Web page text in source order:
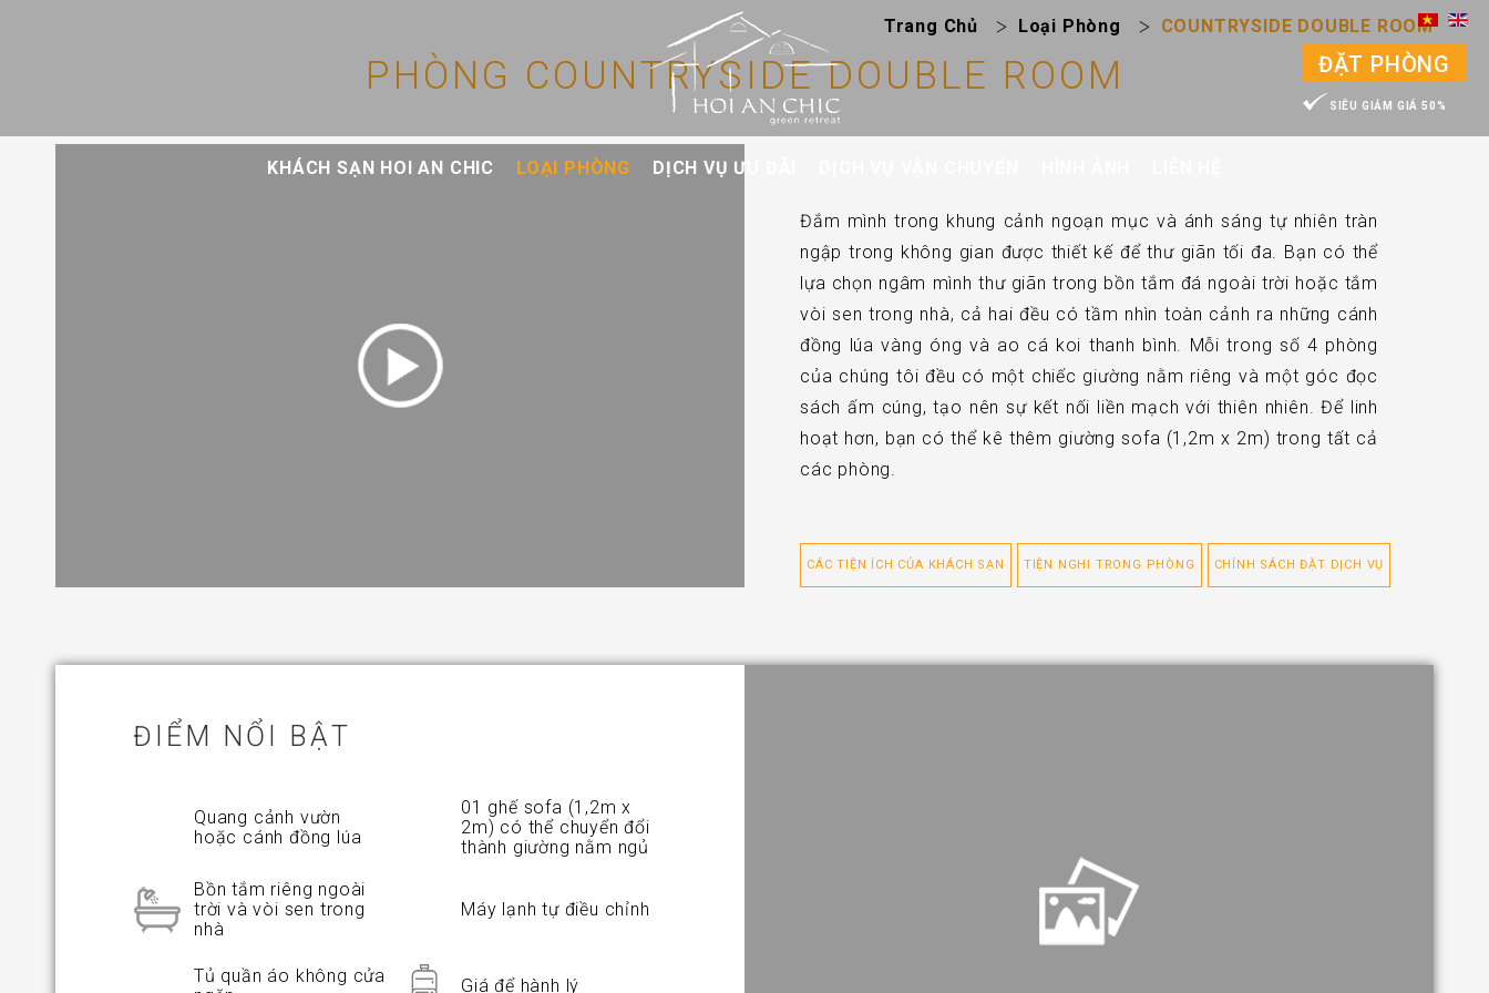
KHÁCH SẠN HOI AN CHIC LOẠI PHÒNG DỊCH VỤ ƯU ĐÃI
ĐẶT PHÒNG
SIÊU GIẢM GIÁ 50%
Trang Chủ Loại Phòng COUNTRYSIDE DOUBLE ROOM
PHÒNG COUNTRYSIDE DOUBLE ROOM
Đắm mình trong khung cảnh ngoạn mục và ánh sáng tự nhiên tràn
ngập trong không gian được thiết kế để thư giãn tối đa. Bạn có thể
lựa chọn ngâm mình thư giãn trong bồn tắm đá ngoài trời hoặc tắm
vòi sen trong nhà, cả hai đều có tầm nhìn toàn cảnh ra những cánh
đồng lúa vàng óng và ao cá koi thanh bình. Mỗi trong số 4 phòng
của chúng tôi đều có một chiếc giường nằm riêng và một góc đọc
sách ấm cúng, tạo nên sự kết nối liền mạch với thiên nhiên. Để linh
hoạt hơn, bạn có thể kê thêm giường sofa (1,2m x 2m) trong tất cả
các phòng.
CÁC TIỆN ÍCH CỦA KHÁCH SẠN TIỆN NGHI TRONG PHÒNG CHÍNH SÁCH ĐẶT DỊCH VỤ
ĐIỂM NỔI BẬT
Quang cảnh vườn
hoặc cánh đồng lúa
01 ghế sofa (1,2m x
2m) có thể chuyển đổi
thành giường nằm ngủ
Bồn tắm riêng ngoài
trời và vòi sen trong
nhà
Máy lạnh tự điều chỉnh
Tủ quần áo không cửa
Giá để hành lý